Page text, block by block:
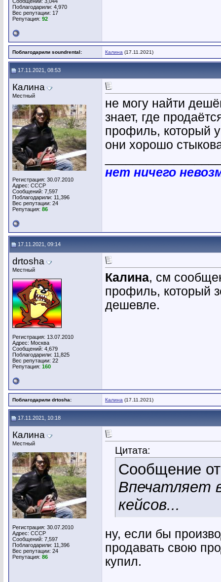
Поблагодарили: 4,970
Вес репутации: 17
Репутация: 92
Поблагодарили soundrental: Калина (17.11.2021)
17.11.2021, 08:53
Калина
Местный
Регистрация: 30.07.2010
Адрес: СССР
Сообщений: 7,597
Поблагодарили: 11,396
Вес репутации: 24
Репутация: 86
не могу найти
знает, где
профиль, который
они хорошо
нет ничего
17.11.2021, 09:14
drtosha
Местный
Регистрация: 13.07.2010
Адрес: Москва
Сообщений: 4,679
Поблагодарили: 11,825
Вес репутации: 22
Репутация: 160
Калина, см
профиль, который
дешевле.
Поблагодарили drtosha: Калина (17.11.2021)
17.11.2021, 10:18
Калина
Местный
Регистрация: 30.07.2010
Адрес: СССР
Сообщений: 7,597
Поблагодарили: 11,396
Вес репутации: 24
Репутация: 86
Цитата:
Сообщение
Впечатляет
кейсов...
ну, если бы
продавать свою
купил.